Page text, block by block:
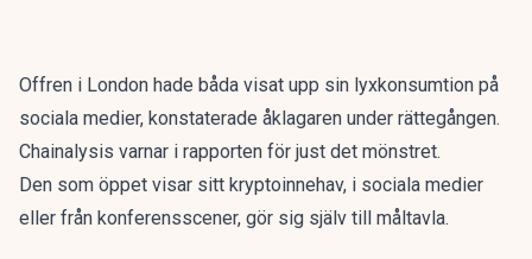
Offren i London hade båda visat upp sin lyxkonsumtion på
sociala medier, konstaterade åklagaren under rättegången.
Chainalysis varnar i rapporten för just det mönstret.
Den som öppet visar sitt kryptoinnehav, i sociala medier
eller från konferensscener, gör sig själv till måltavla.